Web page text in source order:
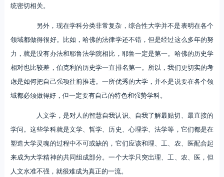
统密切相关。
另外，现在学科分类非常复杂，综合性大学并不是表明在各个
领域都做得很好。比如，哈佛的法律学还不错，但是经过这么多年的努
力，就是没有办法和耶鲁法学院相比，耶鲁一定是第一。哈佛的历史学
相对也比较差，伯克利的历史学一直排名第一。所以，我们更切实的考
虑是如何把自己强项往前推进。一所优秀的大学，并不是说要在各个领
域都必须做得好，但一定要有自己的特色和强势学科。
人文学，是对人的智慧自我认识、自我了解最贴切、最直接的
学问。这些学科就是文学、哲学、历史、心理学、法学等，它们都是在
塑造大学灵魂的过程中不可或缺的，它们应该和理、工、农、医配合起
来成为大学精神的共同组成部分。一个大学只突出理、工、农、医，但
人文水准不强，就很难成为真正的一流。